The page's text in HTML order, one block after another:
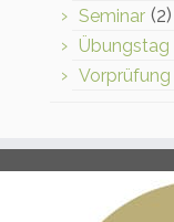
Seminar (2)
Übungstag
Vorprüfung